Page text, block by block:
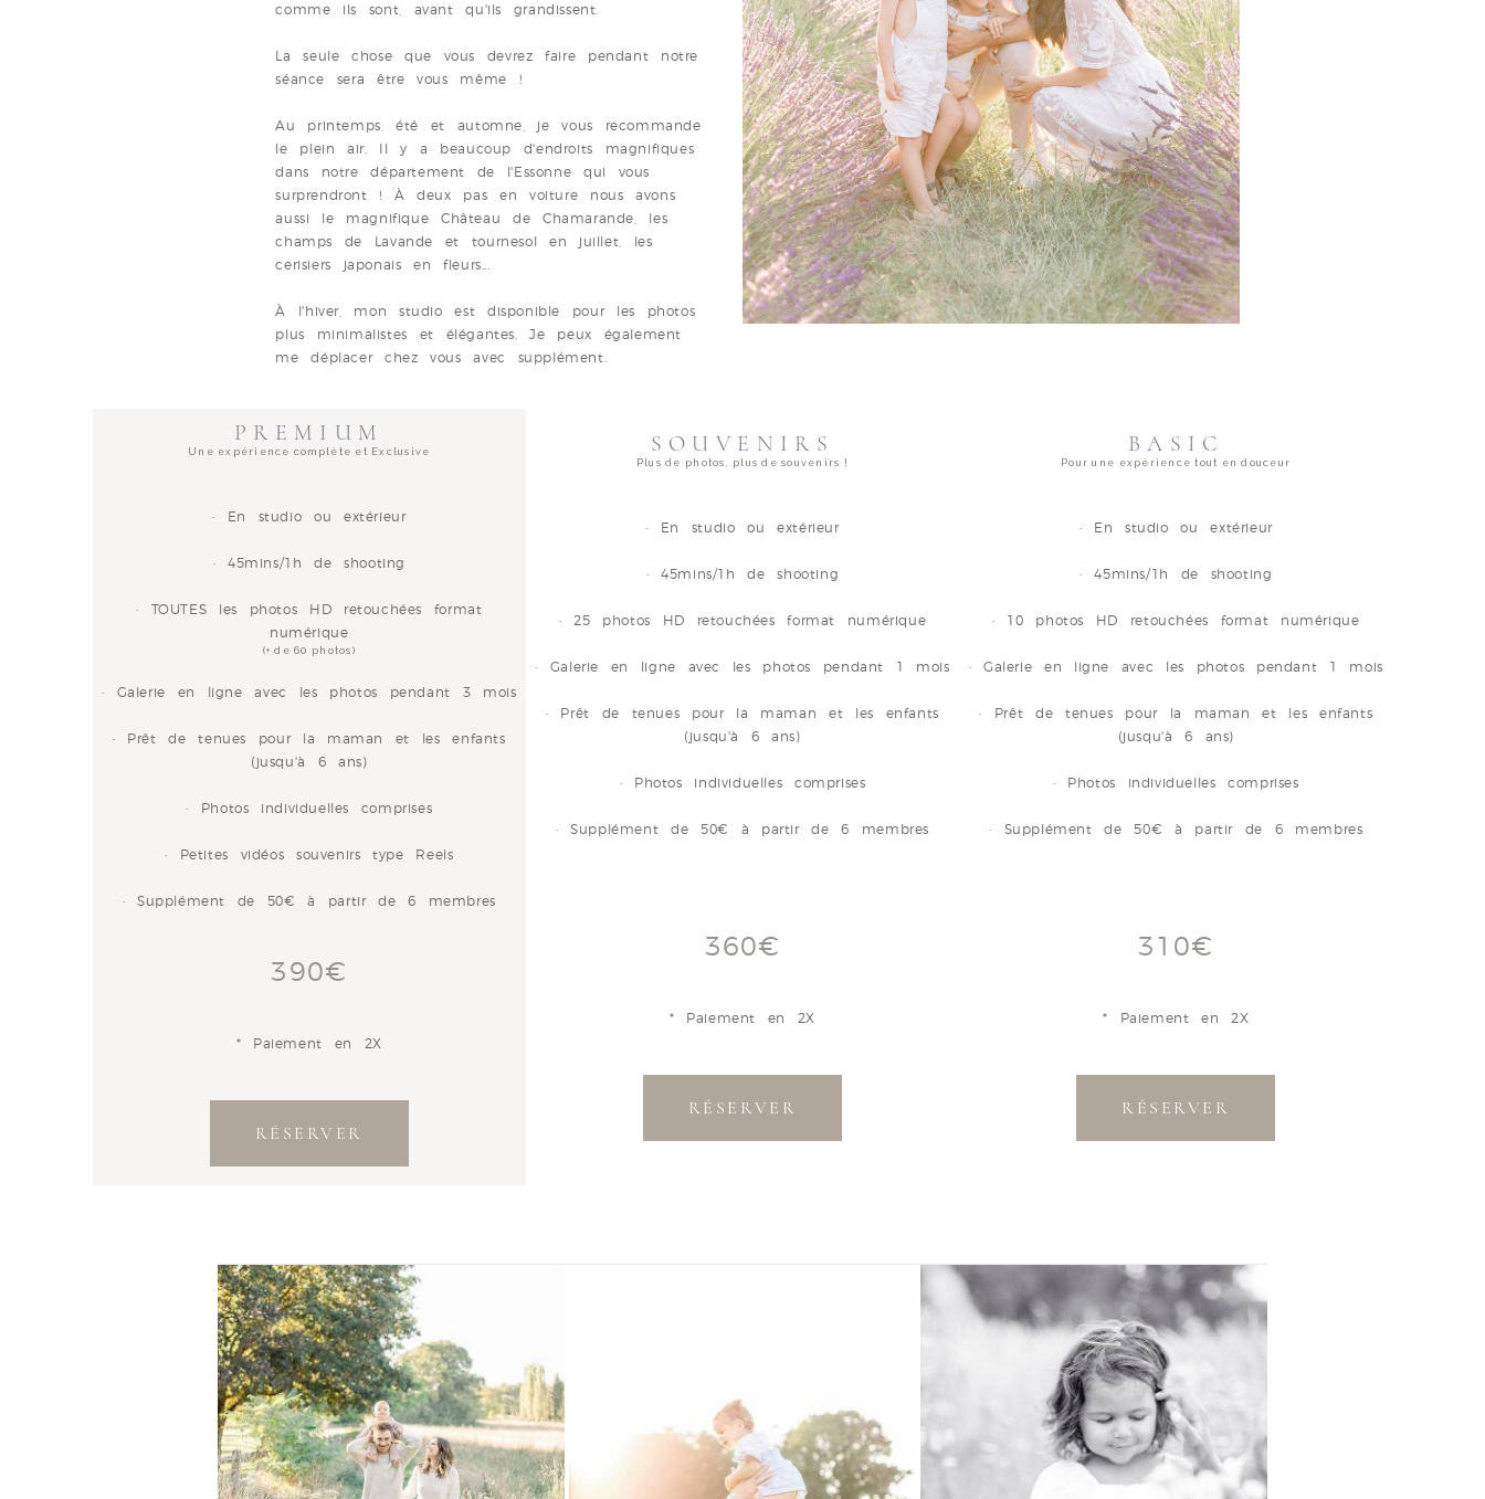
comme ils sont, avant qu'ils grandissent.
La seule chose que vous devrez faire pendant notre
séance sera être vous même !
Au printemps, été et automne, je vous recommande
le plein air. Il y a beaucoup d'endroits magnifiques
dans notredépartement de l'Essonne qui vous
surprendront ! À deux pas en voiture nous avons
aussi le magnifiqueChâteau de Chamarande , les
champs de Lavande et tournesol en juillet, les
cerisiers japonais en fleurs...
À l'hiver, mon studio est disponible pour les photos
plus minimalistes et élégantes. Je peux également
me déplacer chez vous avec supplément.
PREMIUM
Une expérience complète et Exclusive
· En studio ou extérieur
· 45mins/1h de shooting
· TOUTES les photos HD retouchées format
numérique
(+ de 60 photos)
· Galerie en ligne avec les photos pendant 3 mois
· Prêt de tenues pour la maman et les enfants
(jusqu'à 6 ans)
· Photos individuelles comprises
· Petites vidéos souvenirs type Reels
· Supplément de 50€ à partir de 6 membres
390€
* Paiement en 2X
RÉSERVER
SOUVENIRS
Plus de photos, plus de souvenirs !
· En studio ou extérieur
· 45mins/1h de shooting
· 25 photos HD retouchées format numérique
· Galerie en ligne avec les photos pendant 1 mois
· Prêt de tenues pour la maman et les enfants
(jusqu'à 6 ans)
· Photos individuelles comprises
· Supplément de 50€ à partir de 6 membres
360€
* Paiement en 2X
RÉSERVER
BASIC
Pour une expérience tout en douceur
· En studio ou extérieur
· 45mins/1h de shooting
· 10 photos HD retouchées format numérique
· Galerie en ligne avec les photos pendant 1 mois
· Prêt de tenues pour la maman et les enfants
(jusqu'à 6 ans)
· Photos individuelles comprises
· Supplément de 50€ à partir de 6 membres
310€
* Paiement en 2X
RÉSERVER